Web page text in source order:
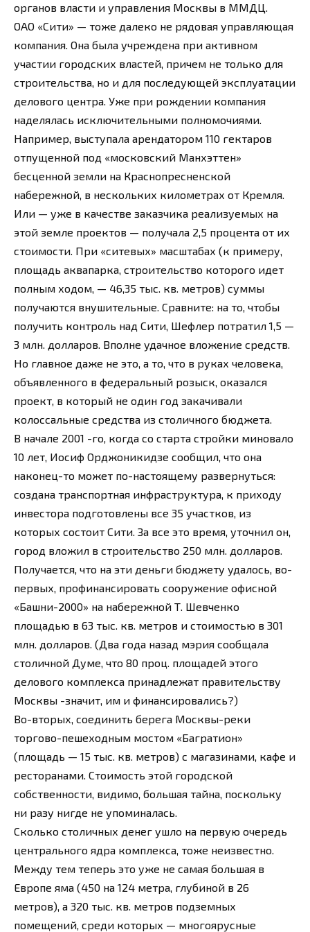
органов власти и управления Москвы в ММДЦ.
ОАО «Сити» — тоже далеко не рядовая управляющая
компания. Она была учреждена при активном
участии городских властей, причем не только для
строительства, но и для последующей эксплуатации
делового центра. Уже при рождении компания
наделялась исключительными полномочиями.
Например, выступала арендатором 110 гектаров
отпущенной под «московский Манхэттен»
бесценной земли на Краснопресненской
набережной, в нескольких километрах от Кремля.
Или — уже в качестве заказчика реализуемых на
этой земле проектов — получала 2,5 процента от их
стоимости. При «ситевых» масштабах (к примеру,
площадь аквапарка, строительство которого идет
полным ходом, — 46,35 тыс. кв. метров) суммы
получаются внушительные. Сравните: на то, чтобы
получить контроль над Сити, Шефлер потратил 1,5 —
3 млн. долларов. Вполне удачное вложение средств.
Но главное даже не это, а то, что в руках человека,
объявленного в федеральный розыск, оказался
проект, в который не один год закачивали
колоссальные средства из столичного бюджета.
В начале 2001 -го, когда со старта стройки миновало
10 лет, Иосиф Орджоникидзе сообщил, что она
наконец-то может по-настоящему развернуться:
создана транспортная инфраструктура, к приходу
инвестора подготовлены все 35 участков, из
которых состоит Сити. За все это время, уточнил он,
город вложил в строительство 250 млн. долларов.
Получается, что на эти деньги бюджету удалось, во-
первых, профинансировать сооружение офисной
«Башни-2000» на набережной Т. Шевченко
площадью в 63 тыс. кв. метров и стоимостью в 301
млн. долларов. (Два года назад мэрия сообщала
столичной Думе, что 80 проц. площадей этого
делового комплекса принадлежат правительству
Москвы -значит, им и финансировались?)
Во-вторых, соединить берега Москвы-реки
торгово-пешеходным мостом «Багратион»
(площадь — 15 тыс. кв. метров) с магазинами, кафе и
ресторанами. Стоимость этой городской
собственности, видимо, большая тайна, поскольку
ни разу нигде не упоминалась.
Сколько столичных денег ушло на первую очередь
центрального ядра комплекса, тоже неизвестно.
Между тем теперь это уже не самая большая в
Европе яма (450 на 124 метра, глубиной в 26
метров), а 320 тыс. кв. метров подземных
помещений, среди которых — многоярусные